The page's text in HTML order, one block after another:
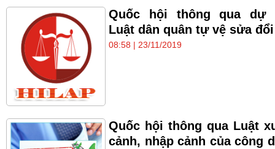
Quốc hội thông qua dự
Luật dân quân tự vệ sửa đổi
08:58 | 23/11/2019
Quốc hội thông qua Luật
cảnh, nhập cảnh của công